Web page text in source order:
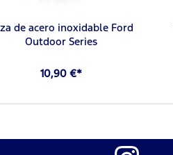
de acero inoxidable Ford
Outdoor Series
10,90 €*